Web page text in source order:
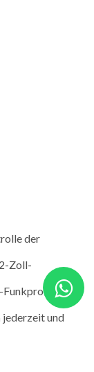
der
Zoll-
Funkprotokoll
jederzeit und